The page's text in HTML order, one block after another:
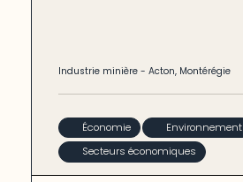
Industrie minière -Acton, Montérégie
Économie
Environnement
Secteurs économiques